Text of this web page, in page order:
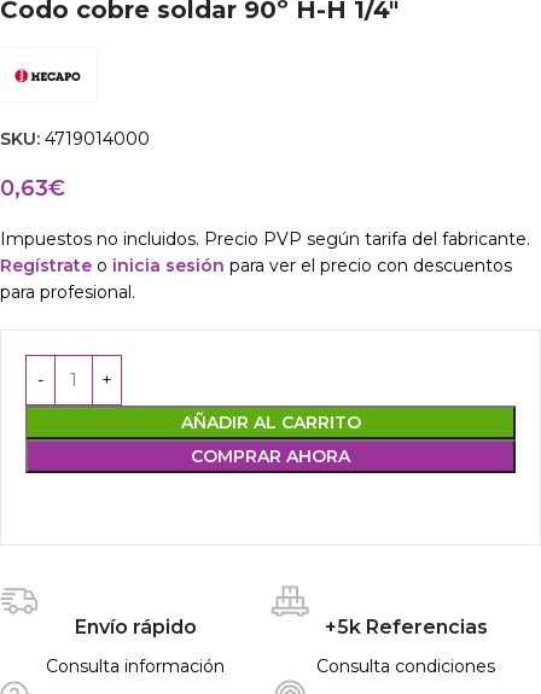
Codo cobre soldar 90º H-H 1/4″
SKU: 4719014000
0,63€
Impuestos no incluidos. Precio PVP según tarifa del fabricante.
Regístrate o inicia sesión para ver el precio con descuentos
para profesional.
AÑADIR AL CARRITO
COMPRAR AHORA
Envío rápido
Consulta información
+5k Referencias
Consulta condiciones